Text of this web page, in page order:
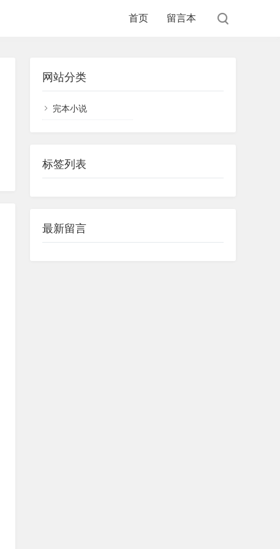
首页 留言本
网站分类
完本小说
标签列表
最新留言